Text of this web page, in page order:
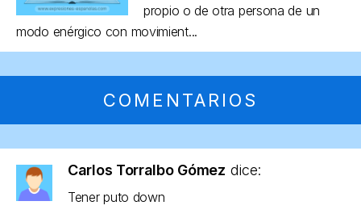
propio o de otra persona de un
modo enérgico con movimient...
COMENTARIOS
Carlos Torralbo Gómez dice:
Tener puto down